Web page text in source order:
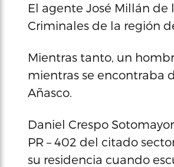
El agente José Millán
Criminales de la región
Mientras tanto, un
mientras se encontraba
Añasco.
Daniel Crespo
PR – 402 del citado
su residencia cuando